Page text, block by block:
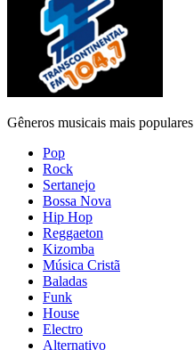
Gêneros musicais mais populares
Pop
Rock
Sertanejo
Bossa Nova
Hip Hop
Reggaeton
Kizomba
Música Cristã
Baladas
Funk
House
Electro
Alternativo